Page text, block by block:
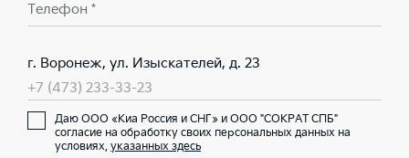
Телефон *
г. Воронеж, ул. Изыскателей, д. 23
+7 (473) 233-33-23
Даю ООО «Киа Россия и СНГ» и ООО "СОКРАТ СПБ"
согласие на обработку своих персональных данных на
условиях, указанных здесь